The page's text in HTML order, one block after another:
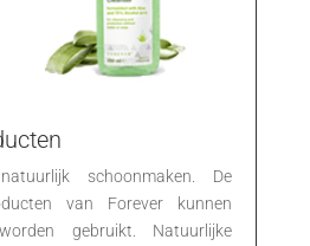
schoonmaken. De
van Forever kunnen
gebruikt. Natuurlijke